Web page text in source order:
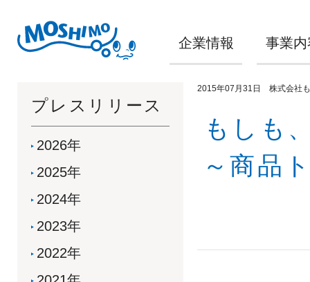
企業情報 事業内
もしも
～商品
2015年07月31日 株式会社
プレスリリース
2026年
2025年
2024年
2023年
2022年